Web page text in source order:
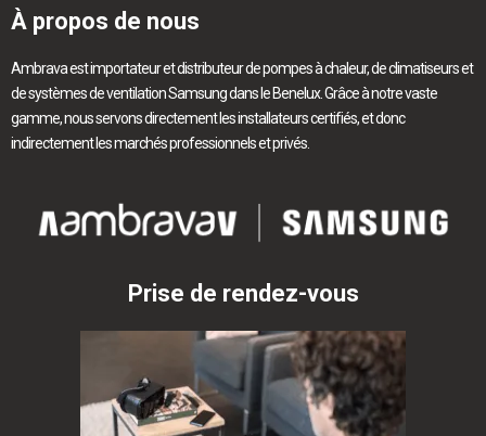
À propos de nous
Ambrava est importateur et distributeur de pompes à chaleur, de climatiseurs et
de systèmes de ventilation Samsung dans le Benelux. Grâce à notre vaste
gamme, nous servons directement les installateurs certifiés, et donc
indirectement les marchés professionnels et privés.
Prise de rendez-vous